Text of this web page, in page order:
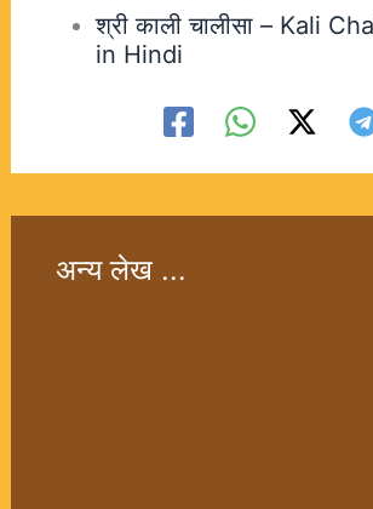
श्री काली चालीसा – Kali
in Hindi
अन्य लेख ...